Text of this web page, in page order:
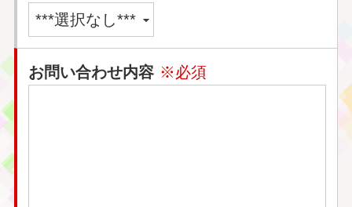
お問い合わせ内容 ※必須